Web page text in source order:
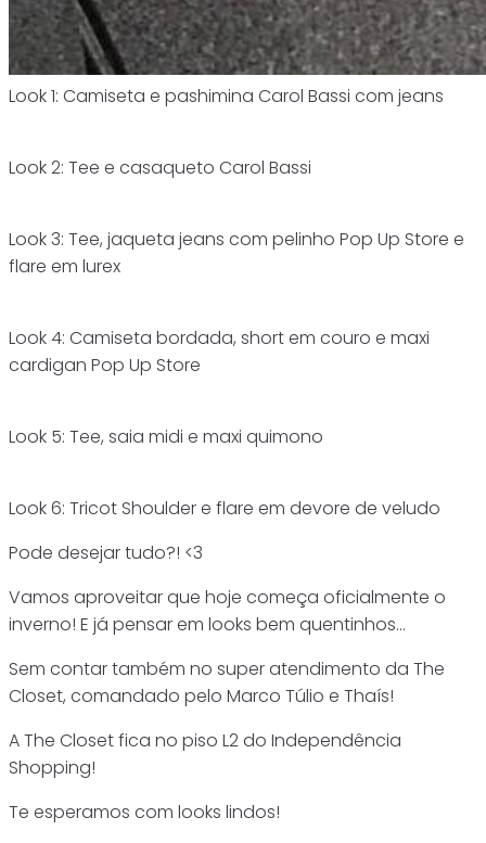
Look 1: Camiseta e pashimina Carol Bassi com jeans
Look 2: Tee e casaqueto Carol Bassi
Look 3: Tee, jaqueta jeans com pelinho Pop Up Store e
flare em lurex
Look 4: Camiseta bordada, short em couro e maxi
cardigan Pop Up Store
Look 5: Tee, saia midi e maxi quimono
Look 6: Tricot Shoulder e flare em devore de veludo
Pode desejar tudo?! <3
Vamos aproveitar que hoje começa oficialmente o
inverno! E já pensar em looks bem quentinhos…
Sem contar também no super atendimento da The
Closet, comandado pelo Marco Túlio e Thaís!
A The Closet fica no piso L2 do Independência
Shopping!
Te esperamos com looks lindos!